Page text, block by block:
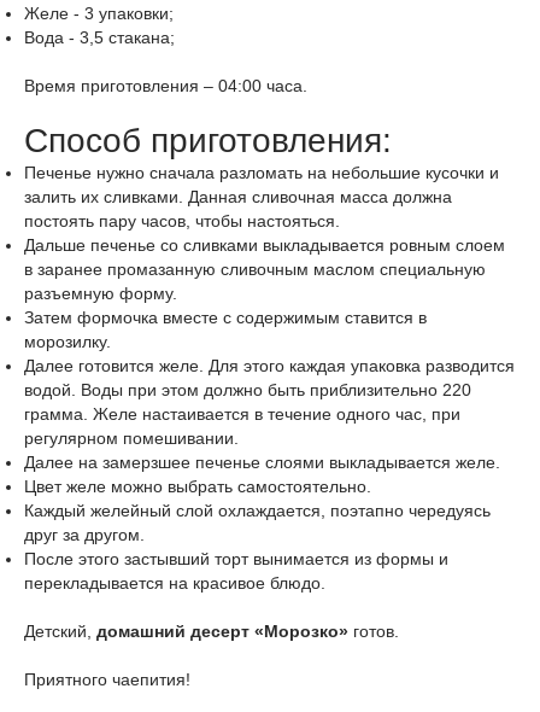
Желе - 3 упаковки;
Вода - 3,5 стакана;
Время приготовления – 04:00 часа.
Способ приготовления:
Печенье нужно сначала разломать на небольшие кусочки и
залить их сливками. Данная сливочная масса должна
постоять пару часов, чтобы настояться.
Дальше печенье со сливками выкладывается ровным слоем
в заранее промазанную сливочным маслом специальную
разъемную форму.
Затем формочка вместе с содержимым ставится в
морозилку.
Далее готовится желе. Для этого каждая упаковка разводится
водой. Воды при этом должно быть приблизительно 220
грамма. Желе настаивается в течение одного час, при
регулярном помешивании.
Далее на замерзшее печенье слоями выкладывается желе.
Цвет желе можно выбрать самостоятельно.
Каждый желейный слой охлаждается, поэтапно чередуясь
друг за другом.
После этого застывший торт вынимается из формы и
перекладывается на красивое блюдо.
Детский, домашний десерт «Морозко» готов.
Приятного чаепития!